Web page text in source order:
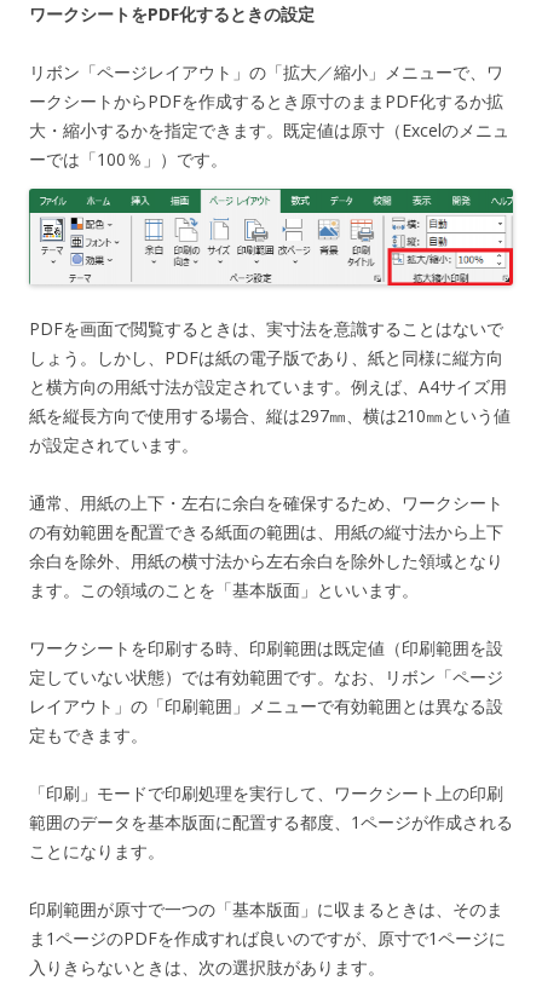
ワークシートをPDF化するときの設定
リボン「ページレイアウト」の「拡大／縮小」メニューで、ワ
ークシートからPDFを作成するとき原寸のままPDF化するか拡
大・縮小するかを指定できます。既定値は原寸（Excelのメニュ
ーでは「100％」）です。
PDFを画面で閲覧するときは、実寸法を意識することはないで
しょう。しかし、PDFは紙の電子版であり、紙と同様に縦方向
と横方向の用紙寸法が設定されています。例えば、A4サイズ用
紙を縦長方向で使用する場合、縦は297㎜、横は210㎜という値
が設定されています。
通常、用紙の上下・左右に余白を確保するため、ワークシート
の有効範囲を配置できる紙面の範囲は、用紙の縦寸法から上下
余白を除外、用紙の横寸法から左右余白を除外した領域となり
ます。この領域のことを「基本版面」といいます。
ワークシートを印刷する時、印刷範囲は既定値（印刷範囲を設
定していない状態）では有効範囲です。なお、リボン「ページ
レイアウト」の「印刷範囲」メニューで有効範囲とは異なる設
定もできます。
「印刷」モードで印刷処理を実行して、ワークシート上の印刷
範囲のデータを基本版面に配置する都度、1ページが作成される
ことになります。
印刷範囲が原寸で一つの「基本版面」に収まるときは、そのま
ま1ページのPDFを作成すれば良いのですが、原寸で1ページに
入りきらないときは、次の選択肢があります。